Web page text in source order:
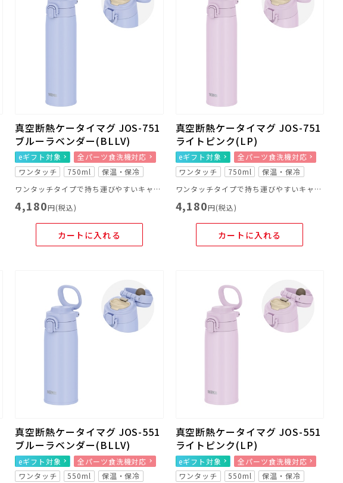
真空断熱ケータイマグ JOS-751
ブルーラベンダー(BLLV)
eギフト対象
全パーツ食洗機対応
ワンタッチ
750ml
保温・保冷
ワンタッチタイプで持ち運びやすいキャリーループ付きのマグ
4,180円(税込)
カートに入れる
真空断熱ケータイマグ JOS-751
ライトピンク(LP)
eギフト対象
全パーツ食洗機対応
ワンタッチ
750ml
保温・保冷
ワンタッチタイプで持ち運びやすいキャリーループ付きのマグ
4,180円(税込)
カートに入れる
真空断熱ケータイマグ JOS-551
ブルーラベンダー(BLLV)
eギフト対象
全パーツ食洗機対応
ワンタッチ
550ml
保温・保冷
真空断熱ケータイマグ JOS-551
ライトピンク(LP)
eギフト対象
全パーツ食洗機対応
ワンタッチ
550ml
保温・保冷